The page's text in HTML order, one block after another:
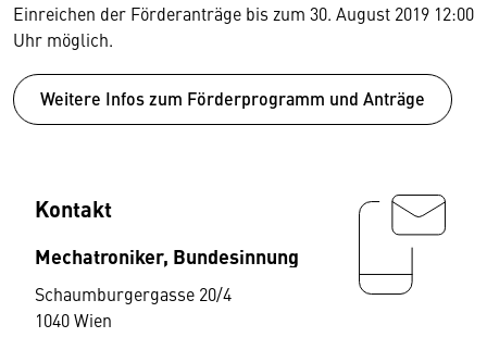
Einreichen der Förderanträge bis zum 30. August 2019 12:00
Uhr möglich.
Weitere Infos zum Förderprogramm und Anträge
Kontakt
Mechatroniker, Bundesinnung
Schaumburgergasse 20/4
1040 Wien